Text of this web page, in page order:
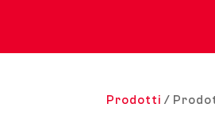
Prodotti /